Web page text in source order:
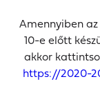
Amennyiben
10-e előtt
akkor
https://2020-